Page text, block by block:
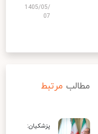
1405/05/
07
مطالب مرتبط
پزشکیان: